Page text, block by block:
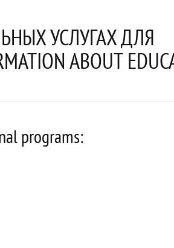
УСЛУГАХ ДЛЯ
ABOUT
programs: